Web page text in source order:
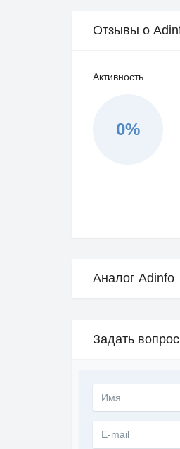
Отзывы о
Активность
0%
Аналог Adinfo
Задать